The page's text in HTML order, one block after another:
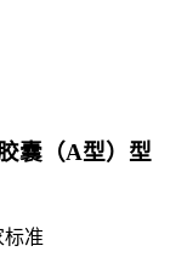
囊（A型）型